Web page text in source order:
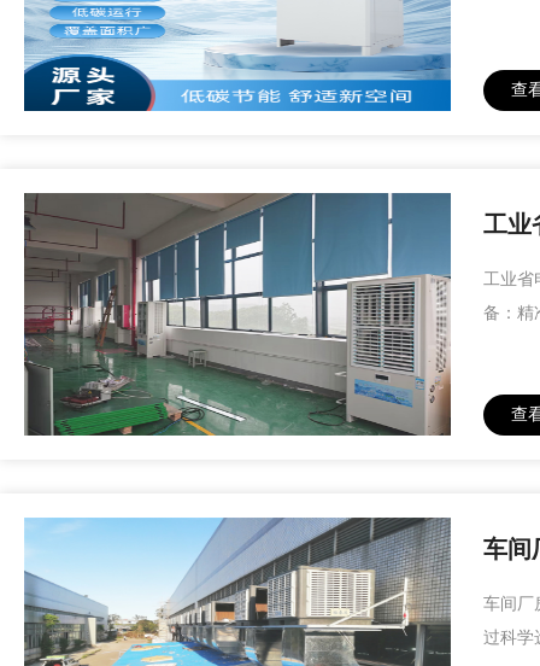
查
工业
工业省
备：精
查
车间
车间厂
过科学